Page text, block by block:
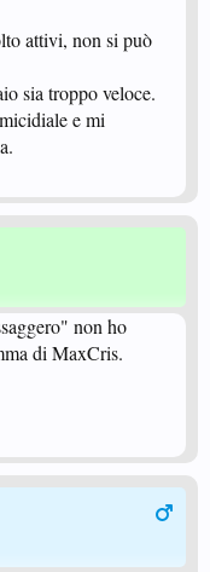
attivi, non si può
sia troppo veloce.
e mi
non ho
di MaxCris.